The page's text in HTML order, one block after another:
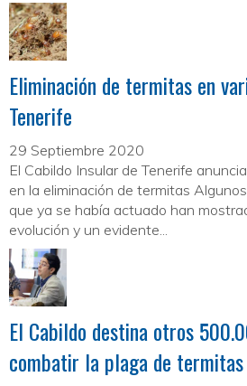
Eliminación de termitas en
Tenerife
29 Septiembre 2020
El Cabildo Insular de Tenerife
en la eliminación de termitas
que ya se había actuado han
evolución y un evidente...
El Cabildo destina otros
combatir la plaga de